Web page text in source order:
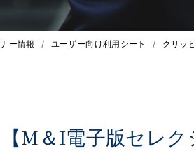
ー情報 / ユーザー向け利用シート / クリッ
【M＆I電子版セレ